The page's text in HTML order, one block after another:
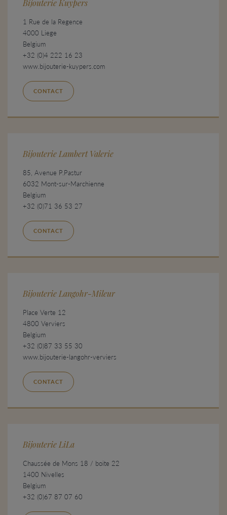
Bijouterie Kuypers
1 Rue de la Regence
4000 Liege
Belgium
+32 (0)4 222 16 23
www.bijouterie-kuypers.com
CONTACT
Bijouterie Lambert Valerie
85, Avenue P.Pastur
6032 Mont-sur-Marchienne
Belgium
+32 (0)71 36 53 27
CONTACT
Bijouterie Langohr-Mileur
Place Verte 12
4800 Verviers
Belgium
+32 (0)87 33 55 30
www.bijouterie-langohr-verviers
CONTACT
Bijouterie LiLa
Chaussée de Mons 18 / boite 22
1400 Nivelles
Belgium
+32 (0)67 87 07 60